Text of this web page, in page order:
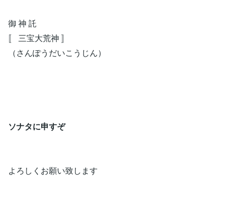
御 神 託
〚 三宝大荒神 〛
（さんぽうだいこうじん）
ソナタに申すぞ
よろしくお願い致します